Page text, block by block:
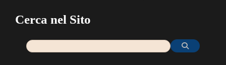
Cerca nel Sito